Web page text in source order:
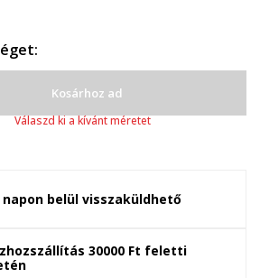
Kosárhoz ad
Válaszd ki a kívánt méretet
belül visszaküldhető
30000 Ft feletti